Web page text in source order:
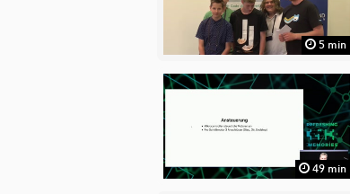
5 min
49 min